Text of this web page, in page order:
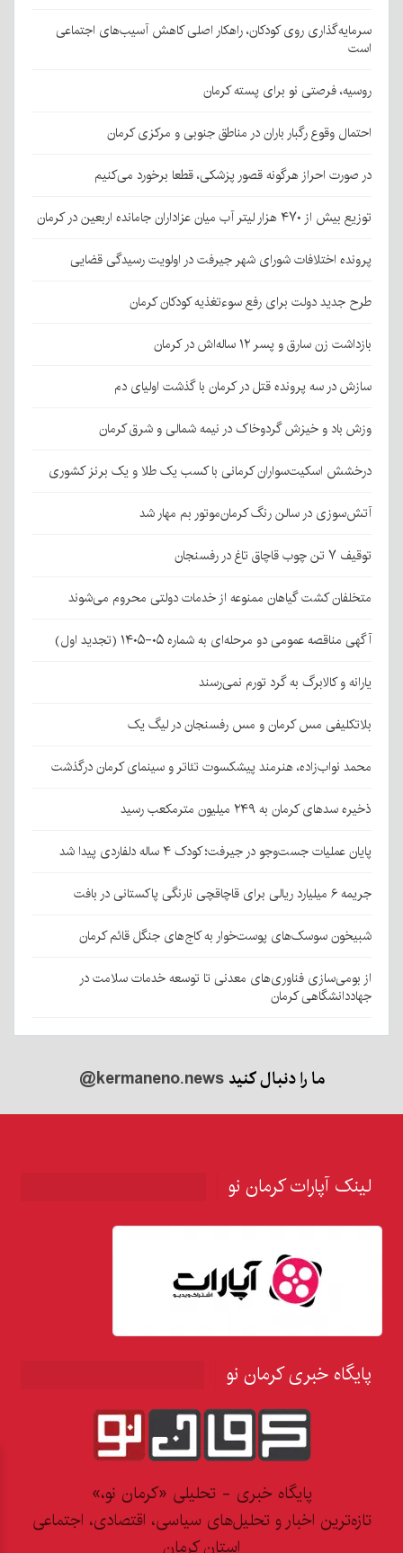
سرمایه‌گذاری روی کودکان، راهکار اصلی کاهش آسیب‌های اجتماعی
است
روسیه، فرصتی نو برای پسته کرمان
احتمال وقوع رگبار باران در مناطق جنوبی و مرکزی کرمان
در صورت احراز هرگونه قصور پزشکی، قطعا برخورد می‌کنیم
توزیع بیش از ۴۷۰ هزار لیتر آب میان عزاداران جامانده اربعین در کرمان
پرونده اختلافات شورای شهر جیرفت در اولویت رسیدگی قضایی
طرح جدید دولت برای رفع سوءتغذیه کودکان کرمان
بازداشت زن سارق و پسر ۱۲ ساله‌اش در کرمان
سازش در سه پرونده قتل در کرمان با گذشت اولیای دم
وزش باد و خیزش گردوخاک در نیمه شمالی و شرق کرمان
درخشش اسکیت‌سواران کرمانی با کسب یک طلا و یک برنز کشوری
آتش‌سوزی در سالن رنگ کرمان‌موتور بم مهار شد
توقیف ۷ تن چوب قاچاق تاغ در رفسنجان
متخلفان کشت گیاهان ممنوعه از خدمات دولتی محروم می‌شوند
آگهی مناقصه عمومی دو مرحله‌ای به شماره ۰۵-۱۴۰۵ (تجدید اول)
یارانه و کالابرگ به گرد تورم نمی‌رسند
بلاتکلیفی مس کرمان و مس رفسنجان در لیگ یک
محمد نواب‌زاده، هنرمند پیشکسوت تئاتر و سینمای کرمان درگذشت
ذخیره سدهای کرمان به ۲۴۹ میلیون مترمکعب رسید
پایان عملیات جست‌وجو در جیرفت؛ کودک ۴ ساله دلفاردی پیدا شد
جریمه ۶ میلیارد ریالی برای قاچاقچی نارنگی پاکستانی در بافت
شبیخون سوسک‌های پوست‌خوار به کاج‌های جنگل قائم کرمان
از بومی‌سازی فناوری‌های معدنی تا توسعه خدمات سلامت در
جهاددانشگاهی کرمان
ما را دنبال کنید@kermaneno.news
لینک آپارات کرمان نو
پایگاه خبری کرمان نو
پایگاه خبری - تحلیلی «کرمان نو،»
تازه‌ترین اخبار و تحلیل‌های سیاسی، اقتصادی، اجتماعی